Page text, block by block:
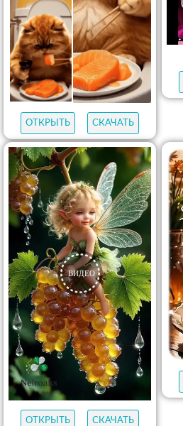
ОТКРЫТЬ СКАЧАТЬ
ОТКРЫТЬ СКАЧАТЬ